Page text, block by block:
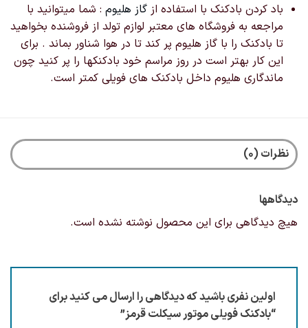
باد کردن بادکنک با استفاده از گاز هلیوم: شما میتوانید با
مراجعه به فروشگاه های معتبر لوازم تولد از فروشنده بخواهید
تا بادکنک را با گاز هلیوم پر کند تا در هوا شناور بماند . برای
این کار بهتر است در روز مراسم خود بادکنکها را پر کنید چون
ماندگاری هلیوم داخل بادکنک های فویلی کمتر است.
نظرات (0)
دیدگاهها
هیچ دیدگاهی برای این محصول نوشته نشده است.
اولین نفری باشید که دیدگاهی را ارسال می کنید برای
“بادکنک فویلی موتور سیکلت قرمز”